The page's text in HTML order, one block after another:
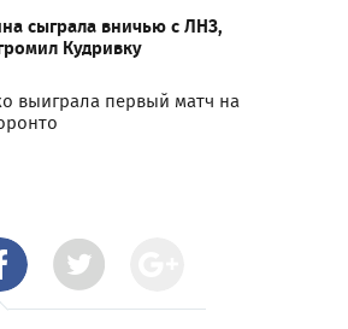
сыграла вничью с ЛНЗ,
Кудривку
выиграла первый матч на